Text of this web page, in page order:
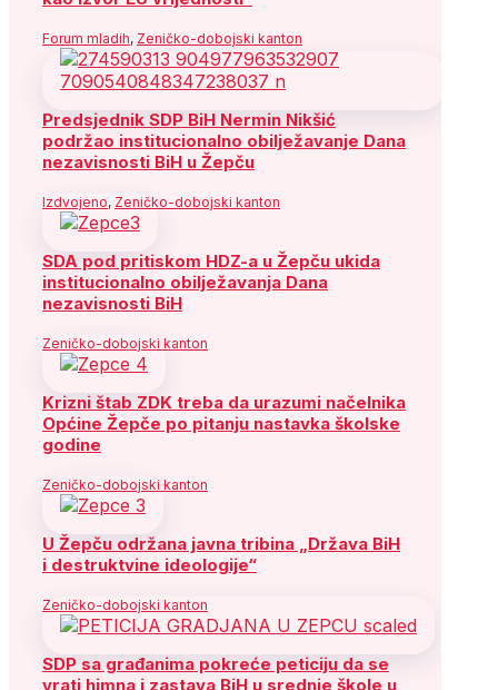
Forum mladih, Zeničko-dobojski kanton
Predsjednik SDP BiH Nermin Nikšić
podržao institucionalno obilježavanje Dana
nezavisnosti BiH u Žepču
Izdvojeno, Zeničko-dobojski kanton
SDA pod pritiskom HDZ-a u Žepču ukida
institucionalno obilježavanja Dana
nezavisnosti BiH
Zeničko-dobojski kanton
Krizni štab ZDK treba da urazumi načelnika
Općine Žepče po pitanju nastavka školske
godine
Zeničko-dobojski kanton
U Žepču održana javna tribina „Država BiH
i destruktvine ideologije“
Zeničko-dobojski kanton
SDP sa građanima pokreće peticiju da se
vrati himna i zastava BiH u srednje škole u